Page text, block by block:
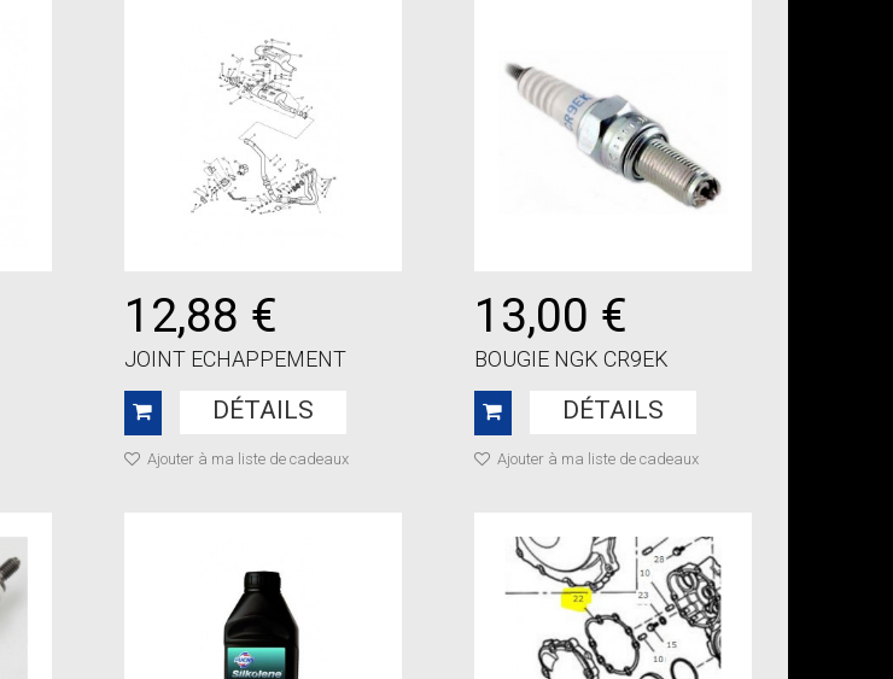
12,88 €
JOINT ECHAPPEMENT
DÉTAILS
Ajouter à ma liste de cadeaux
13,00 €
BOUGIE NGK CR9EK
DÉTAILS
Ajouter à ma liste de cadeaux